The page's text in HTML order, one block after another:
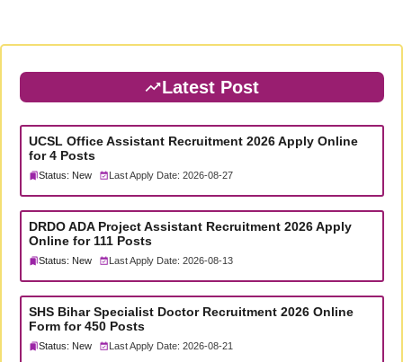
Latest Post
UCSL Office Assistant Recruitment 2026 Apply Online
for 4 Posts
Status: New Last Apply Date: 2026-08-27
DRDO ADA Project Assistant Recruitment 2026 Apply
Online for 111 Posts
Status: New Last Apply Date: 2026-08-13
SHS Bihar Specialist Doctor Recruitment 2026 Online
Form for 450 Posts
Status: New Last Apply Date: 2026-08-21